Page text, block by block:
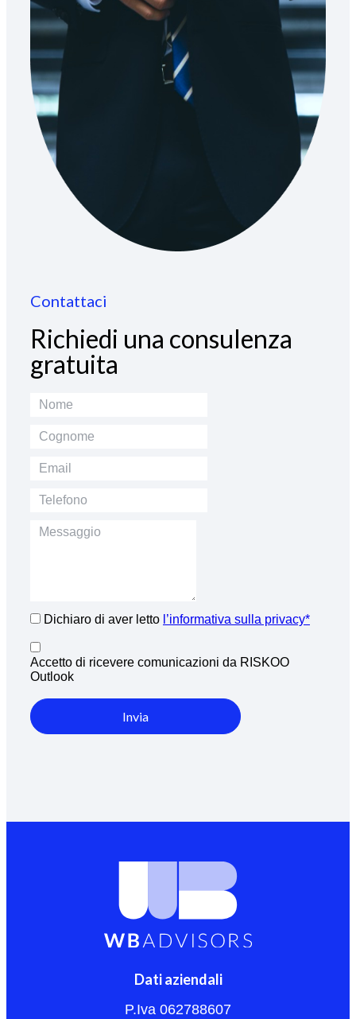
Contattaci
Richiedi una consulenza
gratuita
Dichiaro di aver letto l’informativa sulla privacy*
Accetto di ricevere comunicazioni da RISKOO
Outlook
Invia
Dati aziendali
P.Iva 062788607